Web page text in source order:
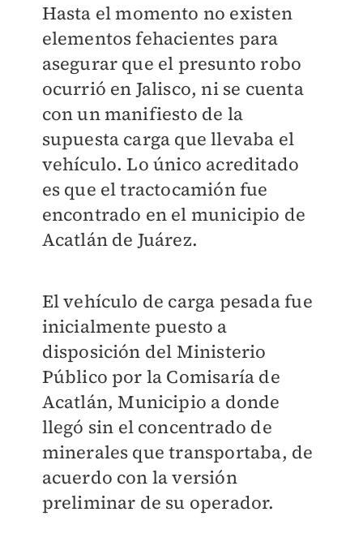
Hasta el momento no existen
elementos fehacientes para
asegurar que el presunto robo
ocurrió en Jalisco, ni se cuenta
con un manifiesto de la
supuesta carga que llevaba el
vehículo. Lo único acreditado
es que el tractocamión fue
encontrado en el municipio de
Acatlán de Juárez.
El vehículo de carga pesada fue
inicialmente puesto a
disposición del Ministerio
Público por la Comisaría de
Acatlán, Municipio a donde
llegó sin el concentrado de
minerales que transportaba, de
acuerdo con la versión
preliminar de su operador.